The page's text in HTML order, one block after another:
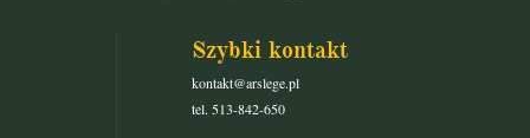
Szybki kontakt
kontakt@arslege.pl
tel. 513-842-650